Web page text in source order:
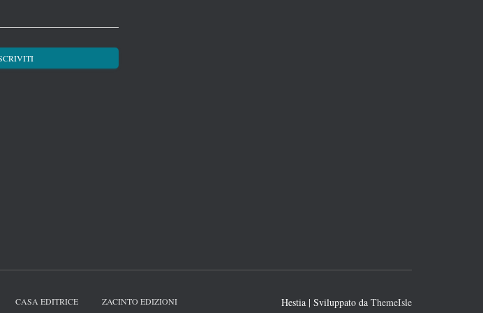
CASA EDITRICE ZACINTO EDIZIONI Hestia | Sviluppato da ThemeIsle